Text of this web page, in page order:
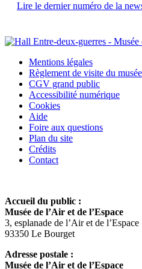
Lire le dernier numéro de la
Mentions légales
Règlement de visite du
CGV grand public
Accessibilité numérique
Cookies
Aide
Foire aux questions
Plan du site
Crédits
Contact
Accueil du public :
Musée de l’Air et de l’Espace
3, esplanade de l’Air et de l’Espace
93350 Le Bourget
Adresse postale :
Musée de l’Air et de l’Espace